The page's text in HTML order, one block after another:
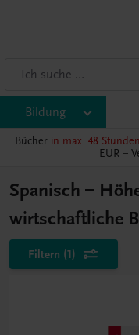
Bildung
Bücher in max. 48
EUR –
Spanisch –
wirtschaftliche
Filtern (1)